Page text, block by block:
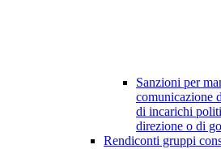
Sanzioni per
comunicazione
di incarichi
direzione o di
Rendiconti gruppi